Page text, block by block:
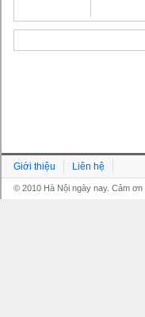
Giới thiệu Liên hệ
© 2010 Hà Nội ngày nay. Cảm